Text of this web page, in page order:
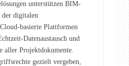
unterstützen BIM-
digitalen
basierte Plattformen
Datenaustausch und
aller Projektdokumente.
gezielt vergeben,